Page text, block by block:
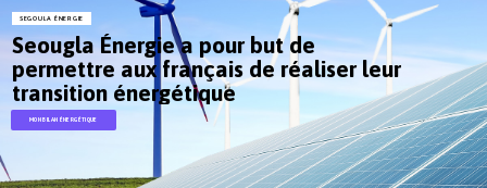
SEGOULA ÉNERGIE
Seougla Énergie a pour but de
permettre aux français de réaliser leur
transition énergétique
MON BILAN ÉNERGÉTIQUE